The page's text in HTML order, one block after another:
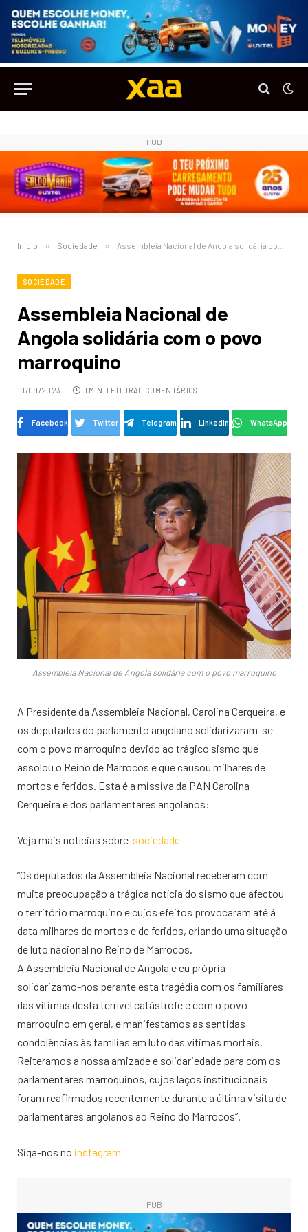
PUB
Início » Sociedade » Assembleia Nacional de Angola solidária com o povo marroquino
SOCIEDADE
Assembleia Nacional de
Angola solidária com o povo
marroquino
10/09/2023 1 MIN. LEITURA0 COMENTÁRIOS
Facebook Twitter Telegram LinkedIn WhatsApp
Assembleia Nacional de Angola solidária com o povo marroquino
A Presidente da Assembleia Nacional, Carolina Cerqueira, e
os deputados do parlamento angolano solidarizaram-se
com o povo marroquino devido ao trágico sismo que
assolou o Reino de Marrocos e que causou milhares de
mortos e feridos. Esta é a missiva da PAN Carolina
Cerqueira e dos parlamentares angolanos:
Veja mais notícias sobre sociedade
“Os deputados da Assembleia Nacional receberam com
muita preocupação a trágica notícia do sismo que afectou
o território marroquino e cujos efeitos provocaram até á
data milhares de mortos e de feridos, criando uma situação
de luto nacional no Reino de Marrocos.
A Assembleia Nacional de Angola e eu própria
solidarizamo-nos perante esta tragédia com os familiares
das vítimas desta terrível catástrofe e com o povo
marroquino em geral, e manifestamos as sentidas
condolências às famílias em luto das vítimas mortais.
Reiteramos a nossa amizade e solidariedade para com os
parlamentares marroquinos, cujos laços institucionais
foram reafirmados recentemente durante a última visita de
parlamentares angolanos ao Reino do Marrocos”.
Siga-nos no instagram
PUB